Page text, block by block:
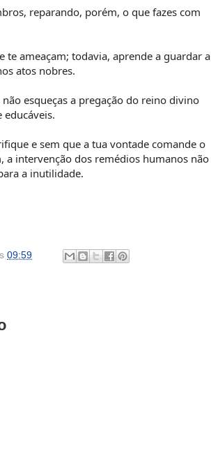
reparando, porém, o que fazes com
te ameaçam; todavia, aprende a guardar a
atos nobres.
esqueças a pregação do reino divino
educáveis.
e sem que a tua vontade comande o
a intervenção dos remédios humanos não
a inutilidade.
09:59